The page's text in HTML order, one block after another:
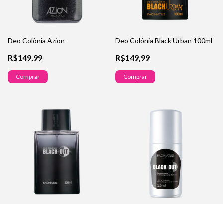
Deo Colônia Azion
R$149,99
Comprar
Deo Colônia Black Urban 100ml
R$149,99